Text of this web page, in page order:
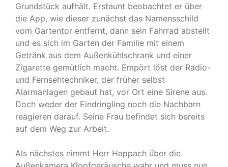
Grundstück aufhält. Erstaunt beobachtet er über
die App, wie dieser zunächst das Namensschild
vom Gartentor entfernt, dann sein Fahrrad abstellt
und es sich im Garten der Familie mit einem
Getränk aus dem Außenkühlschrank und einer
Zigarette gemütlich macht. Empört löst der Radio-
und Fernsehtechniker, der früher selbst
Alarmanlagen gebaut hat, vor Ort eine Sirene aus.
Doch weder der Eindringling noch die Nachbarn
reagieren darauf. Seine Frau befindet sich bereits
auf dem Weg zur Arbeit.
Als nächstes nimmt Herr Happach über die